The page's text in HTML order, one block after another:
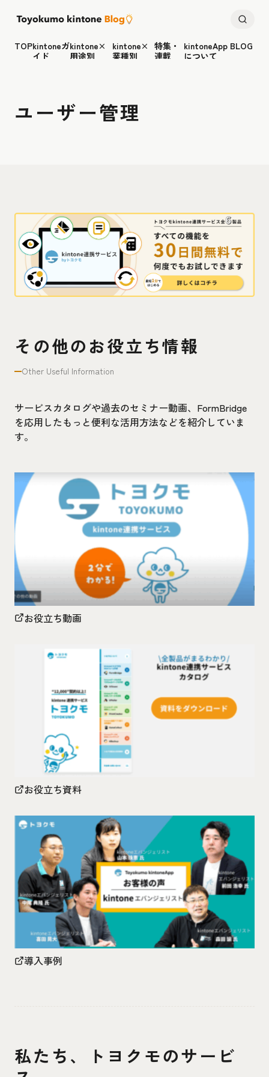
TOPkintoneガ
イド
kintone×
用途別
kintone×
業種別
特集・
連載
kintoneApp BLOG
について
ユーザー管理
その他のお役立ち情報
Other Useful Information
サービスカタログや過去のセミナー動画、FormBridge
を応用したもっと便利な活用方法などを紹介していま
す。
お役立ち動画
お役立ち資料
導入事例
私たち、トヨクモのサービ